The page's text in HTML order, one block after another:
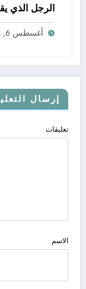
الرجل الذي
أغسطس 6, 2026
إرسال
تعليقات
الاسم